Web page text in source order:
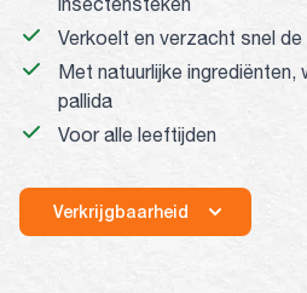
Verkoelt en verzacht snel de
Met natuurlijke ingrediënten,
pallida
Voor alle leeftijden
Verkrijgbaarheid